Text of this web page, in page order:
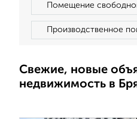
Помещение
Производственное
Свежие, новые
недвижимость в